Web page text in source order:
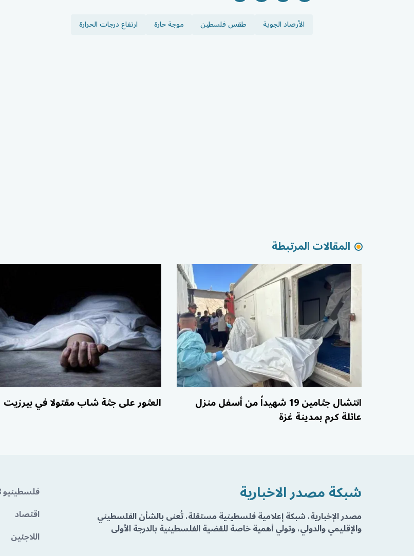
الأرصاد الجوية طقس فلسطين موجة حارة ارتفاع درجات الحرارة
المقالات المرتبطة
انتشال جثامين 19 شهيداً من أسفل منزل
عائلة كرم بمدينة غزة
العثور على جثة شاب مقتولا في بيرزيت
شبكة مصدر الاخبارية
مصدر الإخبارية، شبكة إعلامية فلسطينية مستقلة، تُعنى بالشأن الفلسطيني
والإقليمي والدولي، وتولي أهمية خاصة للقضية الفلسطينية بالدرجة الأولى
فلسطينيو 48
اقتصاد
اللاجئين